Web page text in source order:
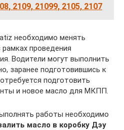
2109, 21099, 2105, 2107
необходимо менять
проведения
Водители могут выполнить
заранее подготовившись к
подготовить
и новое масло для МКПП.
работы необходимо
масло в коробку Дэу